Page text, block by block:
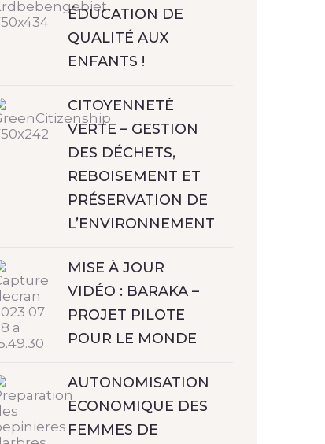
ÉDUCATION DE
QUALITÉ AUX
ENFANTS !
CITOYENNETÉ
VERTE – GESTION
DES DÉCHETS,
REBOISEMENT ET
PRÉSERVATION DE
L’ENVIRONNEMENT
MISE À JOUR
VIDÉO : BARAKA –
PROJET PILOTE
POUR LE MONDE
AUTONOMISATION
ECONOMIQUE DES
FEMMES DE